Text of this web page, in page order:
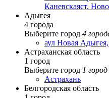
Каневскаяст.
Адыгея
4 города
Выберите город 4
аул Новая
Астраханская область
1 город
Выберите город 1 город
Астрахань
Белгородская область